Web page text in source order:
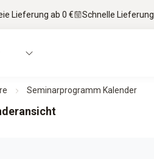
Lieferung ab 0 € Schnelle Lieferung
Seminarprogramm Kalender